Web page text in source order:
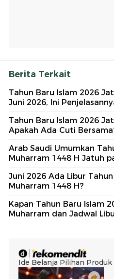
Berita Terkait
Tahun Baru Islam 2026
Juni 2026, Ini
Tahun Baru Islam 2026
Apakah Ada Cuti
Arab Saudi Umumkan
Muharram 1448 H Jatuh
Juni 2026 Ada Libur
Muharram 1448 H?
Kapan Tahun Baru Islam
Muharram dan Jadwal